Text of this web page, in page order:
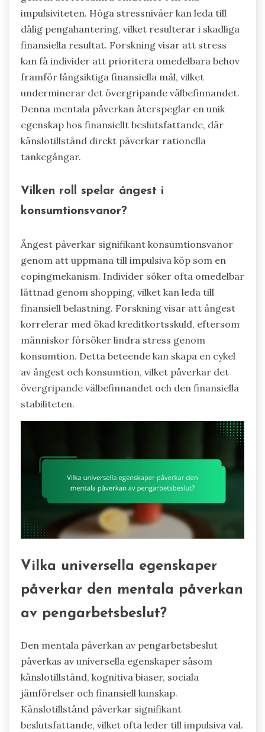
impulsiviteten. Höga stressnivåer kan leda till
dålig pengahantering, vilket resulterar i skadliga
finansiella resultat. Forskning visar att stress
kan få individer att prioritera omedelbara behov
framför långsiktiga finansiella mål, vilket
underminerar det övergripande välbefinnandet.
Denna mentala påverkan återspeglar en unik
egenskap hos finansiellt beslutsfattande, där
känslotillstånd direkt påverkar rationella
tankegångar.
Vilken roll spelar ångest i
konsumtionsvanor?
Ångest påverkar signifikant konsumtionsvanor
genom att uppmana till impulsiva köp som en
copingmekanism. Individer söker ofta omedelbar
lättnad genom shopping, vilket kan leda till
finansiell belastning. Forskning visar att ångest
korrelerar med ökad kreditkortsskuld, eftersom
människor försöker lindra stress genom
konsumtion. Detta beteende kan skapa en cykel
av ångest och konsumtion, vilket påverkar det
övergripande välbefinnandet och den finansiella
stabiliteten.
Vilka universella egenskaper
påverkar den mentala påverkan
av pengarbetsbeslut?
Den mentala påverkan av pengarbetsbeslut
påverkas av universella egenskaper såsom
känslotillstånd, kognitiva biaser, sociala
jämförelser och finansiell kunskap.
Känslotillstånd påverkar signifikant
beslutsfattande, vilket ofta leder till impulsiva val.